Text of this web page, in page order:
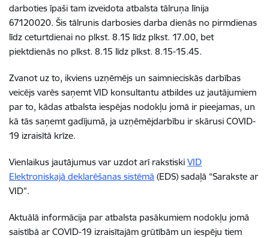
darboties īpaši tam izveidota atbalsta tālruņa līnija
67120020. Šis tālrunis darbosies darba dienās no pirmdienas
līdz ceturtdienai no plkst. 8.15 līdz plkst. 17.00, bet
piektdienās no plkst. 8.15 līdz plkst. 8.15-15.45.
Zvanot uz to, ikviens uzņēmējs un saimnieciskās darbības
veicējs varēs saņemt VID konsultantu atbildes uz jautājumiem
par to, kādas atbalsta iespējas nodokļu jomā ir pieejamas, un
kā tās saņemt gadījumā, ja uzņēmējdarbību ir skārusi COVID-
19 izraisītā krīze.
Vienlaikus jautājumus var uzdot arī rakstiski VID
Elektroniskajā deklarēšanas sistēmā (EDS) sadaļā “Sarakste ar
VID”.
Aktuālā informācija par atbalsta pasākumiem nodokļu jomā
saistībā ar COVID-19 izraisītajām grūtībām un iespēju tiem